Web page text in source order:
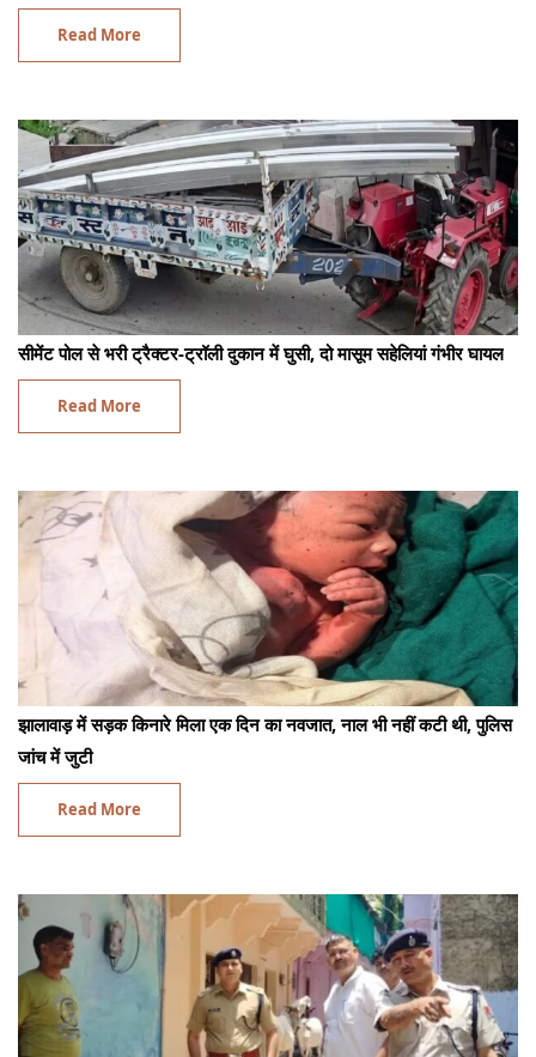
Read More
सीमेंट पोल से भरी ट्रैक्टर-ट्रॉली दुकान में घुसी, दो मासूम सहेलियां गंभीर घायल
Read More
झालावाड़ में सड़क किनारे मिला एक दिन का नवजात, नाल भी नहीं कटी थी, पुलिस
जांच में जुटी
Read More